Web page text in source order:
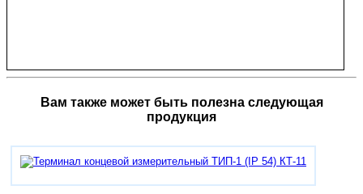
Вам также может быть полезна следующая
продукция